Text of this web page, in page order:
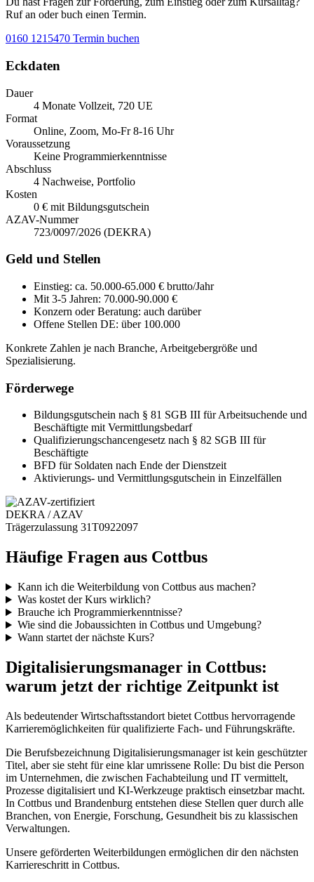
Ruf an oder buch einen Termin.
0160 1215470 Termin buchen
Eckdaten
Dauer
4 Monate Vollzeit, 720 UE
Format
Online, Zoom, Mo-Fr 8-16 Uhr
Voraussetzung
Keine Programmierkenntnisse
Abschluss
4 Nachweise, Portfolio
Kosten
0 € mit Bildungsgutschein
AZAV-Nummer
723/0097/2026 (DEKRA)
Geld und Stellen
Einstieg: ca. 50.000-65.000 € brutto/Jahr
Mit 3-5 Jahren: 70.000-90.000 €
Konzern oder Beratung: auch darüber
Offene Stellen DE: über 100.000
Konkrete Zahlen je nach Branche, Arbeitgebergröße und
Spezialisierung.
Förderwege
Bildungsgutschein nach § 81 SGB III für Arbeitsuchende und
Beschäftigte mit Vermittlungsbedarf
Qualifizierungschancengesetz nach § 82 SGB III für
Beschäftigte
BFD für Soldaten nach Ende der Dienstzeit
Aktivierungs- und Vermittlungsgutschein in Einzelfällen
DEKRA / AZAV
Trägerzulassung 31T0922097
Häufige Fragen aus Cottbus
Kann ich die Weiterbildung von Cottbus aus machen?
Was kostet der Kurs wirklich?
Brauche ich Programmierkenntnisse?
Wie sind die Jobaussichten in Cottbus und Umgebung?
Wann startet der nächste Kurs?
Digitalisierungsmanager in Cottbus:
warum jetzt der richtige Zeitpunkt ist
Als bedeutender Wirtschaftsstandort bietet Cottbus hervorragende
Karrieremöglichkeiten für qualifizierte Fach- und Führungskräfte.
Die Berufsbezeichnung Digitalisierungsmanager ist kein geschützter
Titel, aber sie steht für eine klar umrissene Rolle: Du bist die Person
im Unternehmen, die zwischen Fachabteilung und IT vermittelt,
Prozesse digitalisiert und KI-Werkzeuge praktisch einsetzbar macht.
In Cottbus und Brandenburg entstehen diese Stellen quer durch alle
Branchen, von Energie, Forschung, Gesundheit bis zu klassischen
Verwaltungen.
Unsere geförderten Weiterbildungen ermöglichen dir den nächsten
Karriereschritt in Cottbus.